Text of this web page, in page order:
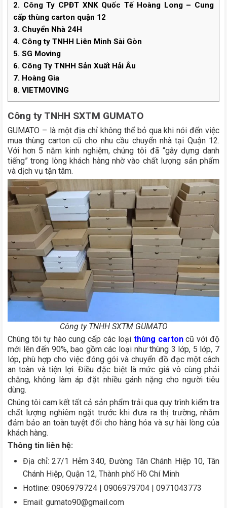
2. Công Ty CPĐT XNK Quốc Tế Hoàng Long – Cung
cấp thùng carton quận 12
3. Chuyển Nhà 24H
4. Công ty TNHH Liên Minh Sài Gòn
5. SG Moving
6. Công Ty TNHH Sản Xuất Hải Âu
7. Hoàng Gia
8. VIETMOVING
Công ty TNHH SXTM GUMATO
GUMATO – là một địa chỉ không thể bỏ qua khi nói đến việc
mua thùng carton cũ cho nhu cầu chuyển nhà tại Quận 12.
Với hơn 5 năm kinh nghiệm, chúng tôi đã “gây dựng danh
tiếng” trong lòng khách hàng nhờ vào chất lượng sản phẩm
và dịch vụ tận tâm.
Công ty TNHH SXTM GUMATO
Chúng tôi tự hào cung cấp các loại thùng cartoncũ với độ
mới lên đến 90%, bao gồm các loại như thùng 3 lớp, 5 lớp, 7
lớp, phù hợp cho việc đóng gói và chuyển đồ đạc một cách
an toàn và tiện lợi. Điều đặc biệt là mức giá vô cùng phải
chăng, không làm áp đặt nhiều gánh nặng cho người tiêu
dùng.
Chúng tôi cam kết tất cả sản phẩm trải qua quy trình kiểm tra
chất lượng nghiêm ngặt trước khi đưa ra thị trường, nhằm
đảm bảo an toàn tuyệt đối cho hàng hóa và sự hài lòng của
khách hàng.
Thông tin liên hệ:
Địa chỉ: 27/1 Hẻm 340, Đường Tân Chánh Hiệp 10, Tân
Chánh Hiệp, Quận 12, Thành phố Hồ Chí Minh
Hotline: 0906979724 | 0906979704 | 0971043773
Email: gumato90@gmail.com